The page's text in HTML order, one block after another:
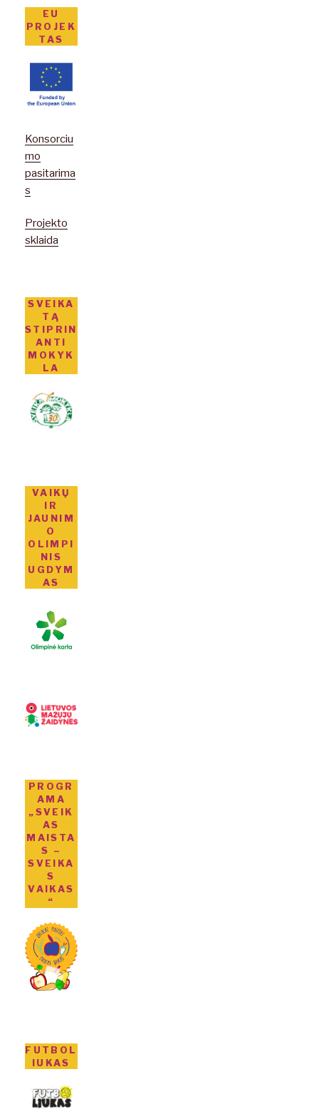
EU
PROJEK
TAS
Konsorciu
mo
pasitarima
s
Projekto
sklaida
SVEIKA
TĄ
STIPRIN
ANTI
MOKYK
LA
VAIKŲ
IR
JAUNIM
O
OLIMPI
NIS
UGDYM
AS
PROGR
AMA
„SVEIK
AS
MAISTA
S –
SVEIKA
S
VAIKAS
“
FUTBOL
IUKAS